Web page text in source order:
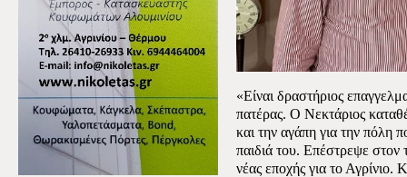
«Είναι δραστήριος
πατέρας. Ο Νεκτάριος
και την αγάπη για την πόλη
παιδιά του. Επέστρεψε στον
νέας εποχής για το